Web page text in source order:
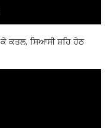
ਕੇ ਕਤਲ, ਸਿਆਸੀ ਸ਼ਹਿ ਹੇਠ